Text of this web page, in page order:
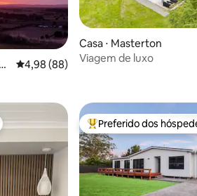
4,98 de uma avaliação média de 5, 88
4,98 (88)
Casa ⋅ Masterton
Viagem de luxo
dos hóspedes Entre os melhores
Preferido dos